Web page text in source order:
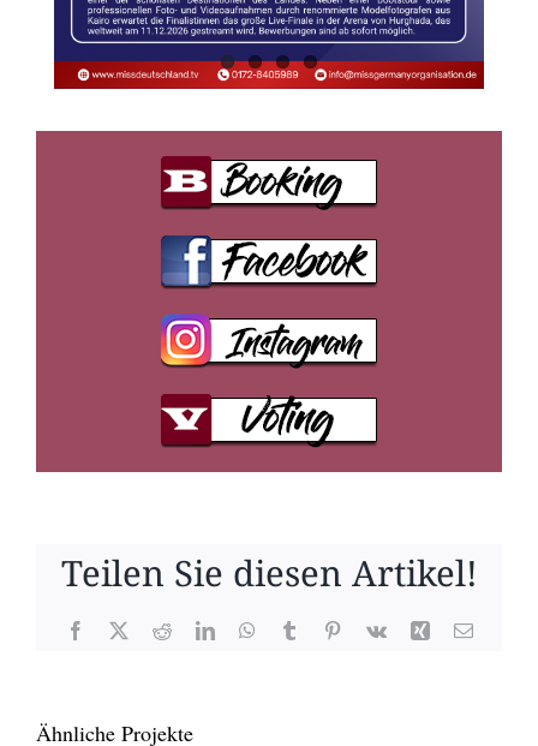
Teilen Sie diesen Artikel!
Facebook
X RedditLinkedInWhatsApp
TumblrPinterest
Vk Xing E-
Ähnliche Projekte